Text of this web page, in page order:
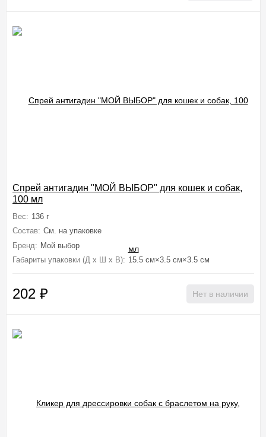
Спрей антигадин "МОЙ ВЫБОР" для кошек и собак,
100 мл
Вес: 136 г
Состав: См. на упаковке
Бренд: Мой выбор
Габариты упаковки (Д х Ш х В): 15.5 см×3.5 см×3.5 см
202 ₽ Нет в наличии